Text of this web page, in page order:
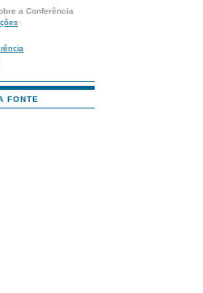
a Conferência
FONTE